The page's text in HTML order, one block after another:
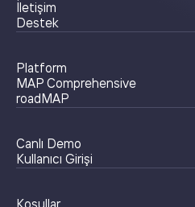
İletişim
Destek
Platform
MAP Comprehensive
roadMAP
Canlı Demo
Kullanıcı Girişi